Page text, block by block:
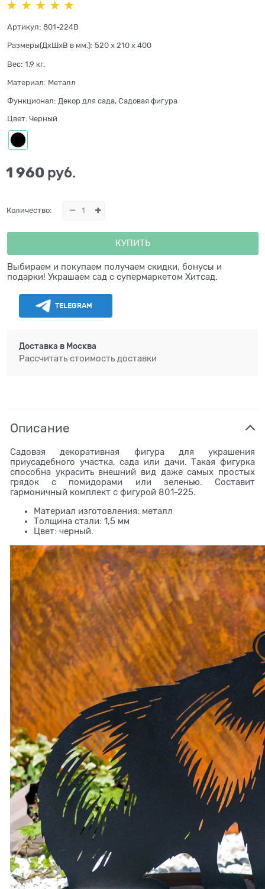
Артикул: 801-224B
Размеры(ДхШхВ в мм.): 520 x 210 x 400
Вес: 1,9 кг.
Материал: Металл
Функционал: Декор для сада, Садовая фигура
Цвет: Черный
1 960 руб.
Количество:
КУПИТЬ
Выбираем и покупаем получаем скидки, бонусы и
подарки! Украшаем сад с супермаркетом Хитсад.
TELEGRAM
Доставка в Москва
Рассчитать стоимость доставки
Описание
Садовая декоративная фигура для украшения
приусадебного участка, сада или дачи. Такая фигурка
способна украсить внешний вид даже самых простых
грядок с помидорами или зеленью. Составит
гармоничный комплект с фигурой 801-225.
Материал изготовления: металл
Толщина стали: 1,5 мм
Цвет: черный.